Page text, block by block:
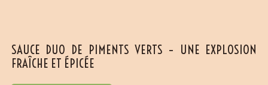
SAUCE DUO DE PIMENTS VERTS – UNE EXPLOSION
FRAÎCHE ET ÉPICÉE